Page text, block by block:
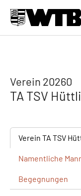
Verein 20260
TA TSV
Verein TA TSV
Namentliche
Begegnungen